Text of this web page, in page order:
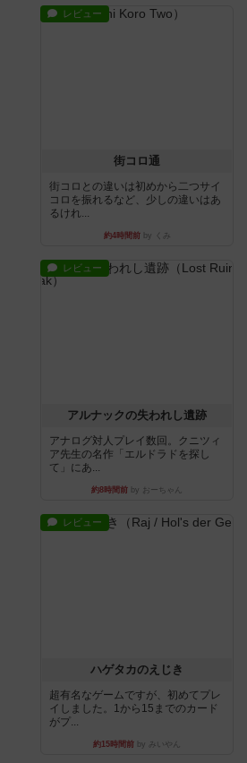
レビュー
街コロ通
街コロとの違いは初めから二つサイ
コロを振れるなど、少しの違いはあ
るけれ...
約4時間前by くみ
レビュー
アルナックの失われし遺跡
アナログ対人プレイ数回。クニツィ
ア先生の名作「エルドラドを探し
て」にあ...
約8時間前 by おーちゃん
レビュー
ハゲタカのえじき
超有名なゲームですが、初めてプレ
イしました。1から15までのカード
がプ...
約15時間前 by みいやん